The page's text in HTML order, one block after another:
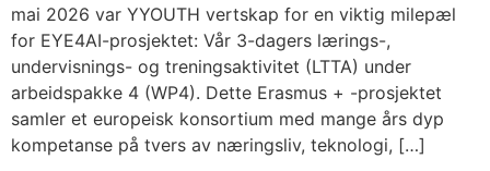
mai 2026 var YYOUTH vertskap for en viktig milepæl
for EYE4AI-prosjektet: Vår 3-dagers lærings-,
undervisnings- og treningsaktivitet (LTTA) under
arbeidspakke 4 (WP4). Dette Erasmus + -prosjektet
samler et europeisk konsortium med mange års dyp
kompetanse på tvers av næringsliv, teknologi, […]